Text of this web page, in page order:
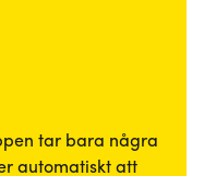
tar bara några
automatiskt att